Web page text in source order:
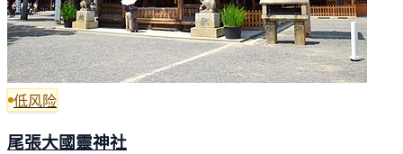
低风险
尾張大國靈神社